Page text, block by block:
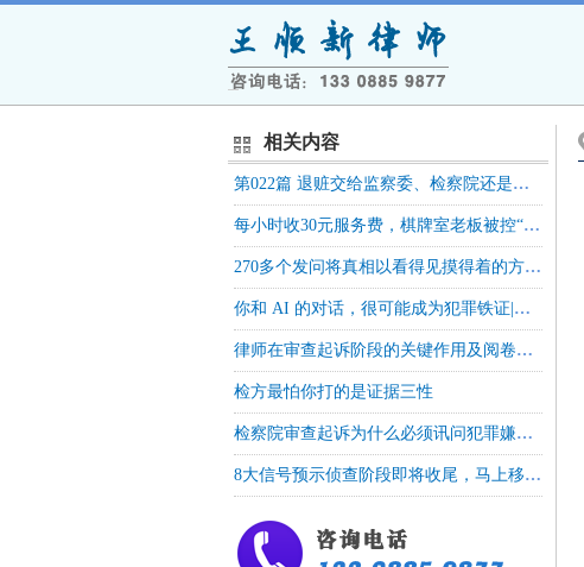
相关内容
第022篇 退赃交给监察委、检察院还是法院？选错了，钱花了还不算“主动退赃”
每小时收30元服务费，棋牌室老板被控“开设赌场罪”，法院判了
270多个发问将真相以看得见摸得着的方式展现在法庭上，如何裁判考验着法官的良知和法律底线——以强奸案件辩护人对被害人的发问为例
你和 AI 的对话，很可能成为犯罪铁证|注意别在上面栽了
律师在审查起诉阶段的关键作用及阅卷取证规范
检方最怕你打的是证据三性
检察院审查起诉为什么必须讯问犯罪嫌疑人？这个环节到底有什么用
8大信号预示侦查阶段即将收尾，马上移送检察院